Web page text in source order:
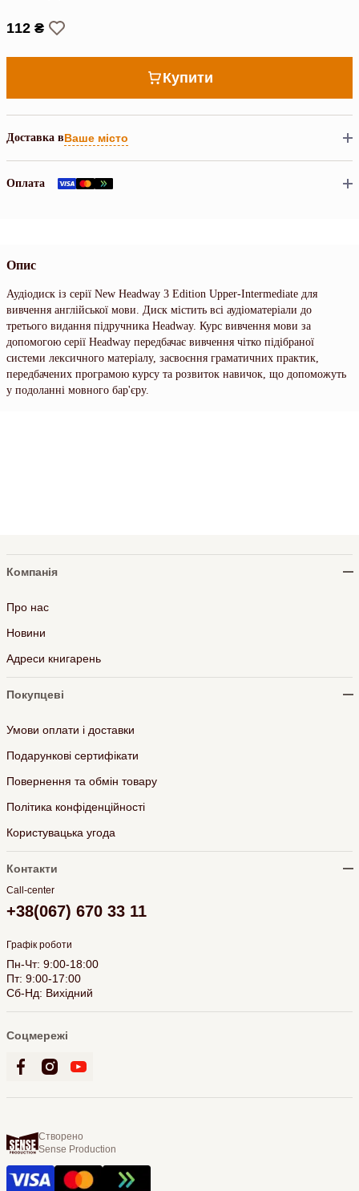
112 ₴
Купити
Доставка вВаше місто
Оплата
Опис
Аудіодиск із серії New Headway 3 Edition Upper-Intermediate для
вивчення англійської мови. Диск містить всі аудіоматеріали до
третього видання підручника Headway. Курс вивчення мови за
допомогою серії Headway передбачає вивчення чітко підібраної
системи лексичного матеріалу, засвоєння граматичних практик,
передбачених програмою курсу та розвиток навичок, що допоможуть
у подоланні мовного бар'єру.
Компанія
Про нас
Новини
Адреси книгарень
Покупцеві
Умови оплати і доставки
Подарункові сертифікати
Повернення та обмін товару
Політика конфіденційності
Користувацька угода
Контакти
Call-center
+38(067) 670 33 11
Графік роботи
Пн-Чт: 9:00-18:00
Пт: 9:00-17:00
Сб-Нд: Вихідний
Соцмережі
Створено
Sense Production